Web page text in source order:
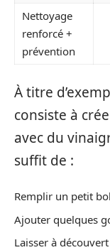
Nettoyage
renforcé +
prévention
À titre
consiste à
avec du
suffit de :
Remplir un petit
Ajouter quelques
Laisser à